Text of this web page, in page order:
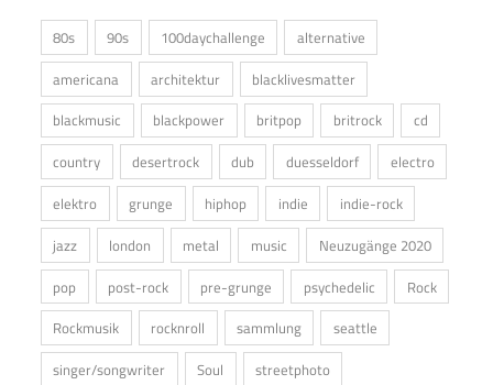
80s 90s 100daychallenge
alternative
americana
architektur
blacklivesmatter
blackmusic
blackpower britpop britrock
cd
country
desertrock dub duesseldorf
electro
elektro
grunge hiphop indie
indie-rock
jazz
london metal music
Neuzugänge 2020
pop
post-rock pre-grunge psychedelic
Rock
Rockmusik
rocknroll sammlung
seattle
singer/songwriter
Soul streetphoto